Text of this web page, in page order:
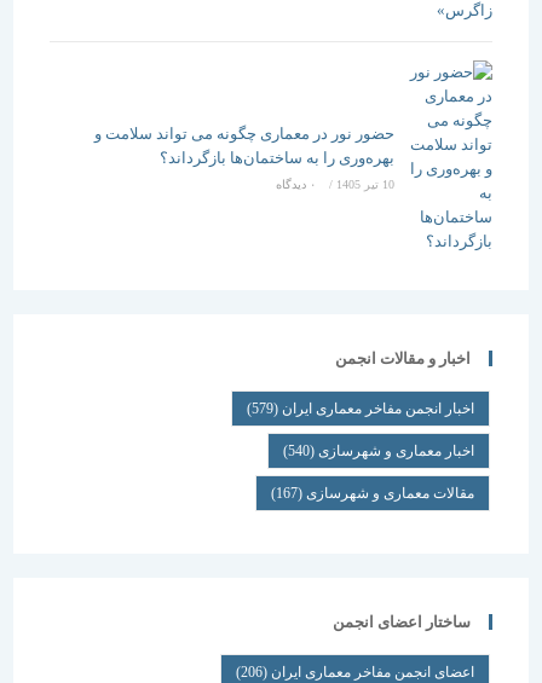
حضور نور در معماری چگونه می تواند سلامت و
بهره‌وری را به ساختمان‌ها بازگرداند؟
/ ۰ دیدگاه
اخبار و مقالات انجمن
اخبار انجمن مفاخر معماری ایران (579)
اخبار معماری و شهرسازی(540)
مقالات معماری و شهرسازی(167)
ساختار اعضای انجمن
اعضای انجمن مفاخر معماری ایران (206)